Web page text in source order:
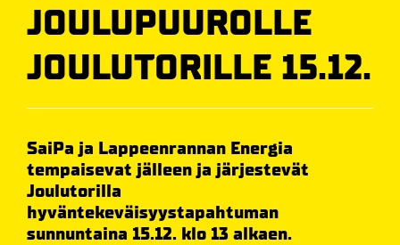
JOULUPUUROLLE
JOULUTORILLE 15.12.
SaiPa ja Lappeenrannan Energia
tempaisevat jälleen ja järjestevät
Joulutorilla
hyväntekeväisyystapahtuman
sunnuntaina 15.12. klo 13 alkaen.